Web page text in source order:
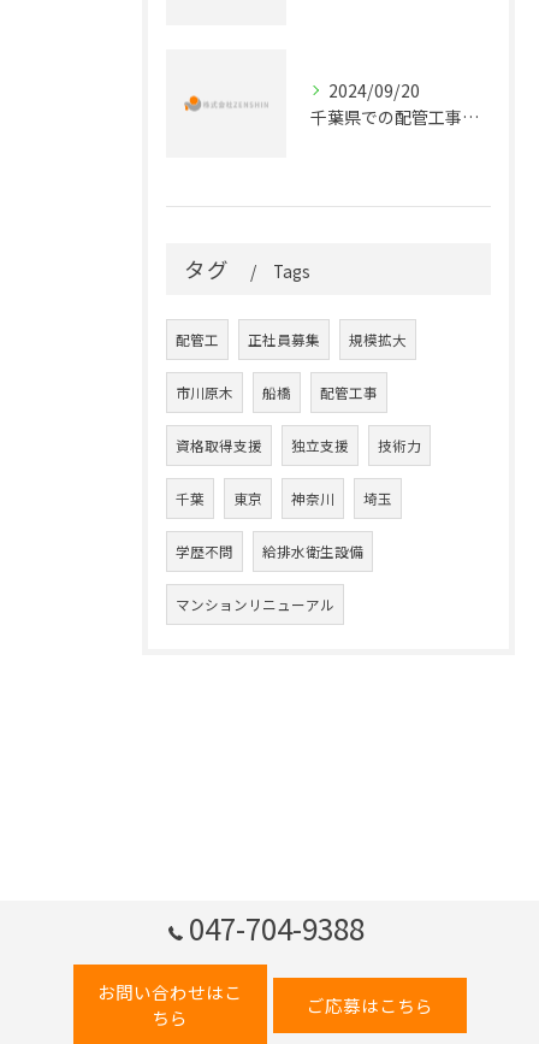
2024/09/20
千葉県での配管工事のキャリアを始めよう！正社員募集のお知らせ
タグ Tags
配管工 正社員募集 規模拡大
市川原木 船橋 配管工事
資格取得支援 独立支援 技術力
千葉 東京 神奈川 埼玉
学歴不問 給排水衛生設備
マンションリニューアル
047-704-9388
お問い合わせはこ
ちら
ご応募はこちら